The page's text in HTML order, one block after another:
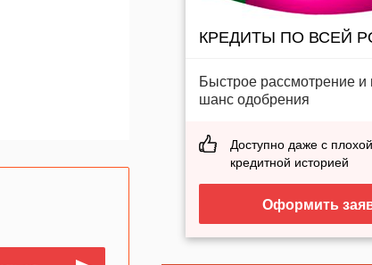
КРЕДИТЫ ПО ВСЕЙ
Быстрое рассмотрение и
шанс одобрения
Доступно даже с плохой
кредитной историей
Оформить